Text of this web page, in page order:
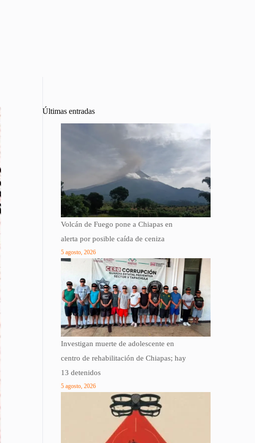
Últimas entradas
Volcán de Fuego pone a Chiapas en
alerta por posible caída de ceniza
5 agosto, 2026
Investigan muerte de adolescente en
centro de rehabilitación de Chiapas; hay
13 detenidos
5 agosto, 2026